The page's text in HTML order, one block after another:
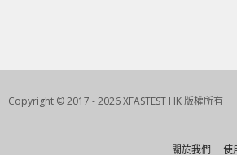
Copyright © 2017 - 2026 XFASTEST HK 版權所有
關於我們 使